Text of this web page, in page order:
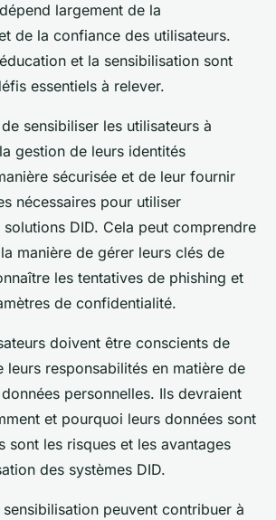
dépend largement de la
de la confiance des utilisateurs.
et la sensibilisation sont
essentiels à relever.
sensibiliser les utilisateurs à
gestion de leurs identités
sécurisée et de leur fournir
nécessaires pour utiliser
DID. Cela peut comprendre
manière de gérer leurs clés de
les tentatives de phishing et
de confidentialité.
doivent être conscients de
leurs responsabilités en matière de
personnelles. Ils devraient
et pourquoi leurs données sont
sont les risques et les avantages
des systèmes DID.
sensibilisation peuvent contribuer à